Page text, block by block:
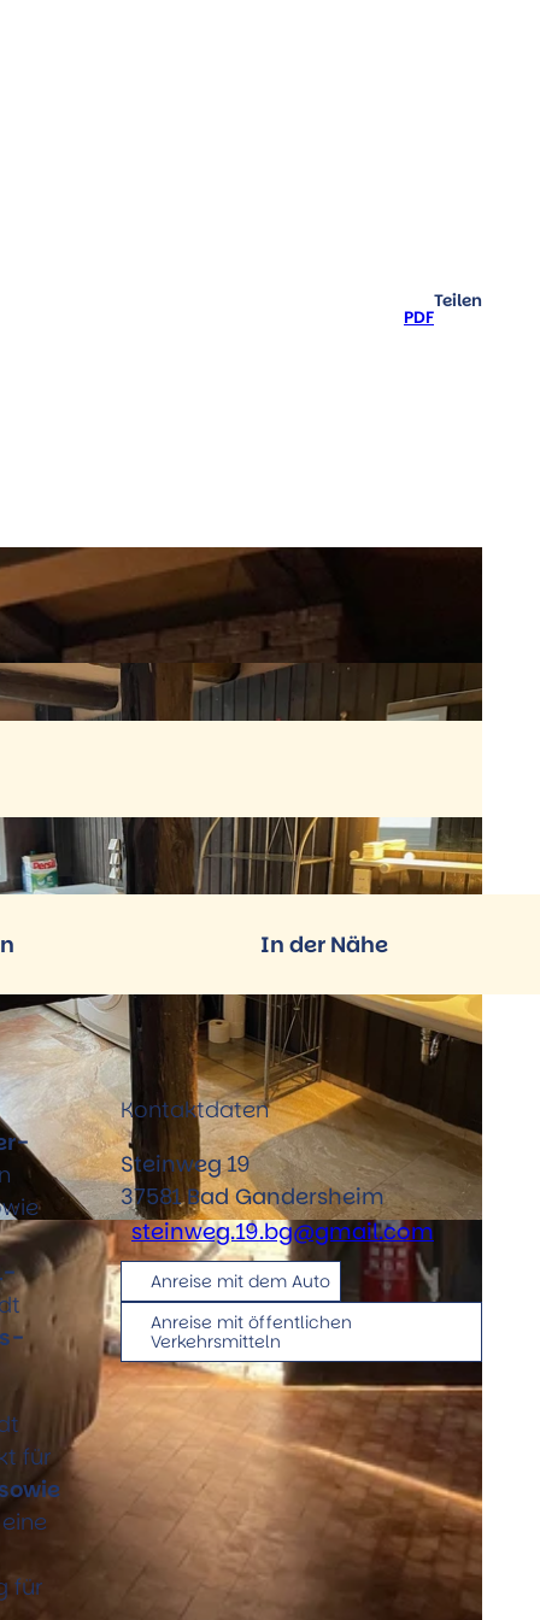
PDF
Teilen
In der Nähe
für
für
Kontaktdaten
Steinweg 19
37581Bad Gandersheim
steinweg.19.bg@gmail.com
Anreise mit dem Auto
Anreise mit öffentlichen
Verkehrsmitteln